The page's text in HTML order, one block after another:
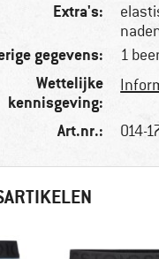
Extra's:
gegevens: 1
Wettelijke
kennisgeving:
Art.nr.: 014-